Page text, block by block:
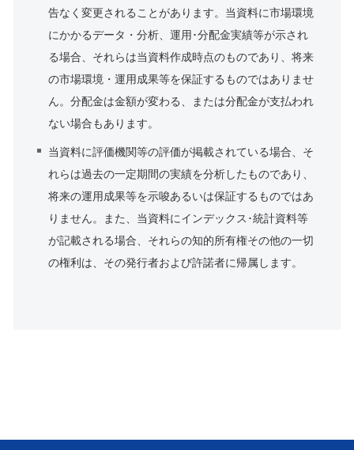
告なく変更されることがあります。当資料に市場環境
にかかるデータ・分析、運用･分配金実績等が示され
る場合、それらは当資料作成時点のものであり、将来
の市場環境・運用成果等を保証するものではありませ
ん。分配金は金額が変わる、または分配金が支払われ
ない場合もあります。
当資料に評価機関等の評価が掲載されている場合、そ
れらは過去の一定期間の実績を分析したものであり、
将来の運用成果等を示唆あるいは保証するものではあ
りません。また、当資料にインデックス･統計資料等
が記載される場合、それらの知的所有権その他の一切
の権利は、その発行者および許諾者に帰属します。